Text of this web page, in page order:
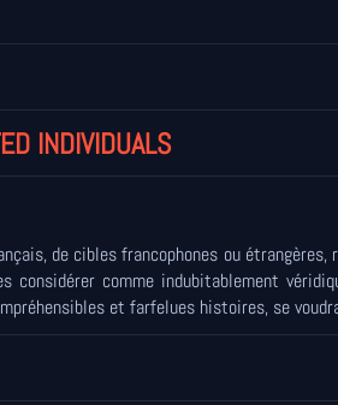
INDIVIDUALS
de cibles francophones ou
comme indubitablement
et farfelues histoires, se